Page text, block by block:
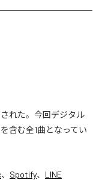
された。今回デジタル
を含む全1曲となってい
、 Spotify、 LINE